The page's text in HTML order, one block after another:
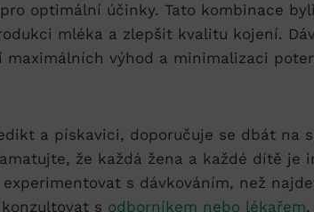
optimální účinky. ​Tato kombinace
mléka a zlepšit kvalitu ‌kojení.
maximálních výhod ⁣a‍ minimalizaci
a pískavici,​ doporučuje‍ se dbát na
že každá žena a‌ každé​ dítě je
s dávkováním, než
s odborníkem nebo ⁢lékařem